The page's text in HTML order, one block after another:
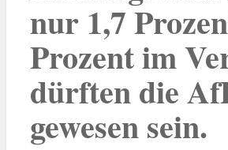
nur 1,7
Prozent im
dürften die
gewesen sein.